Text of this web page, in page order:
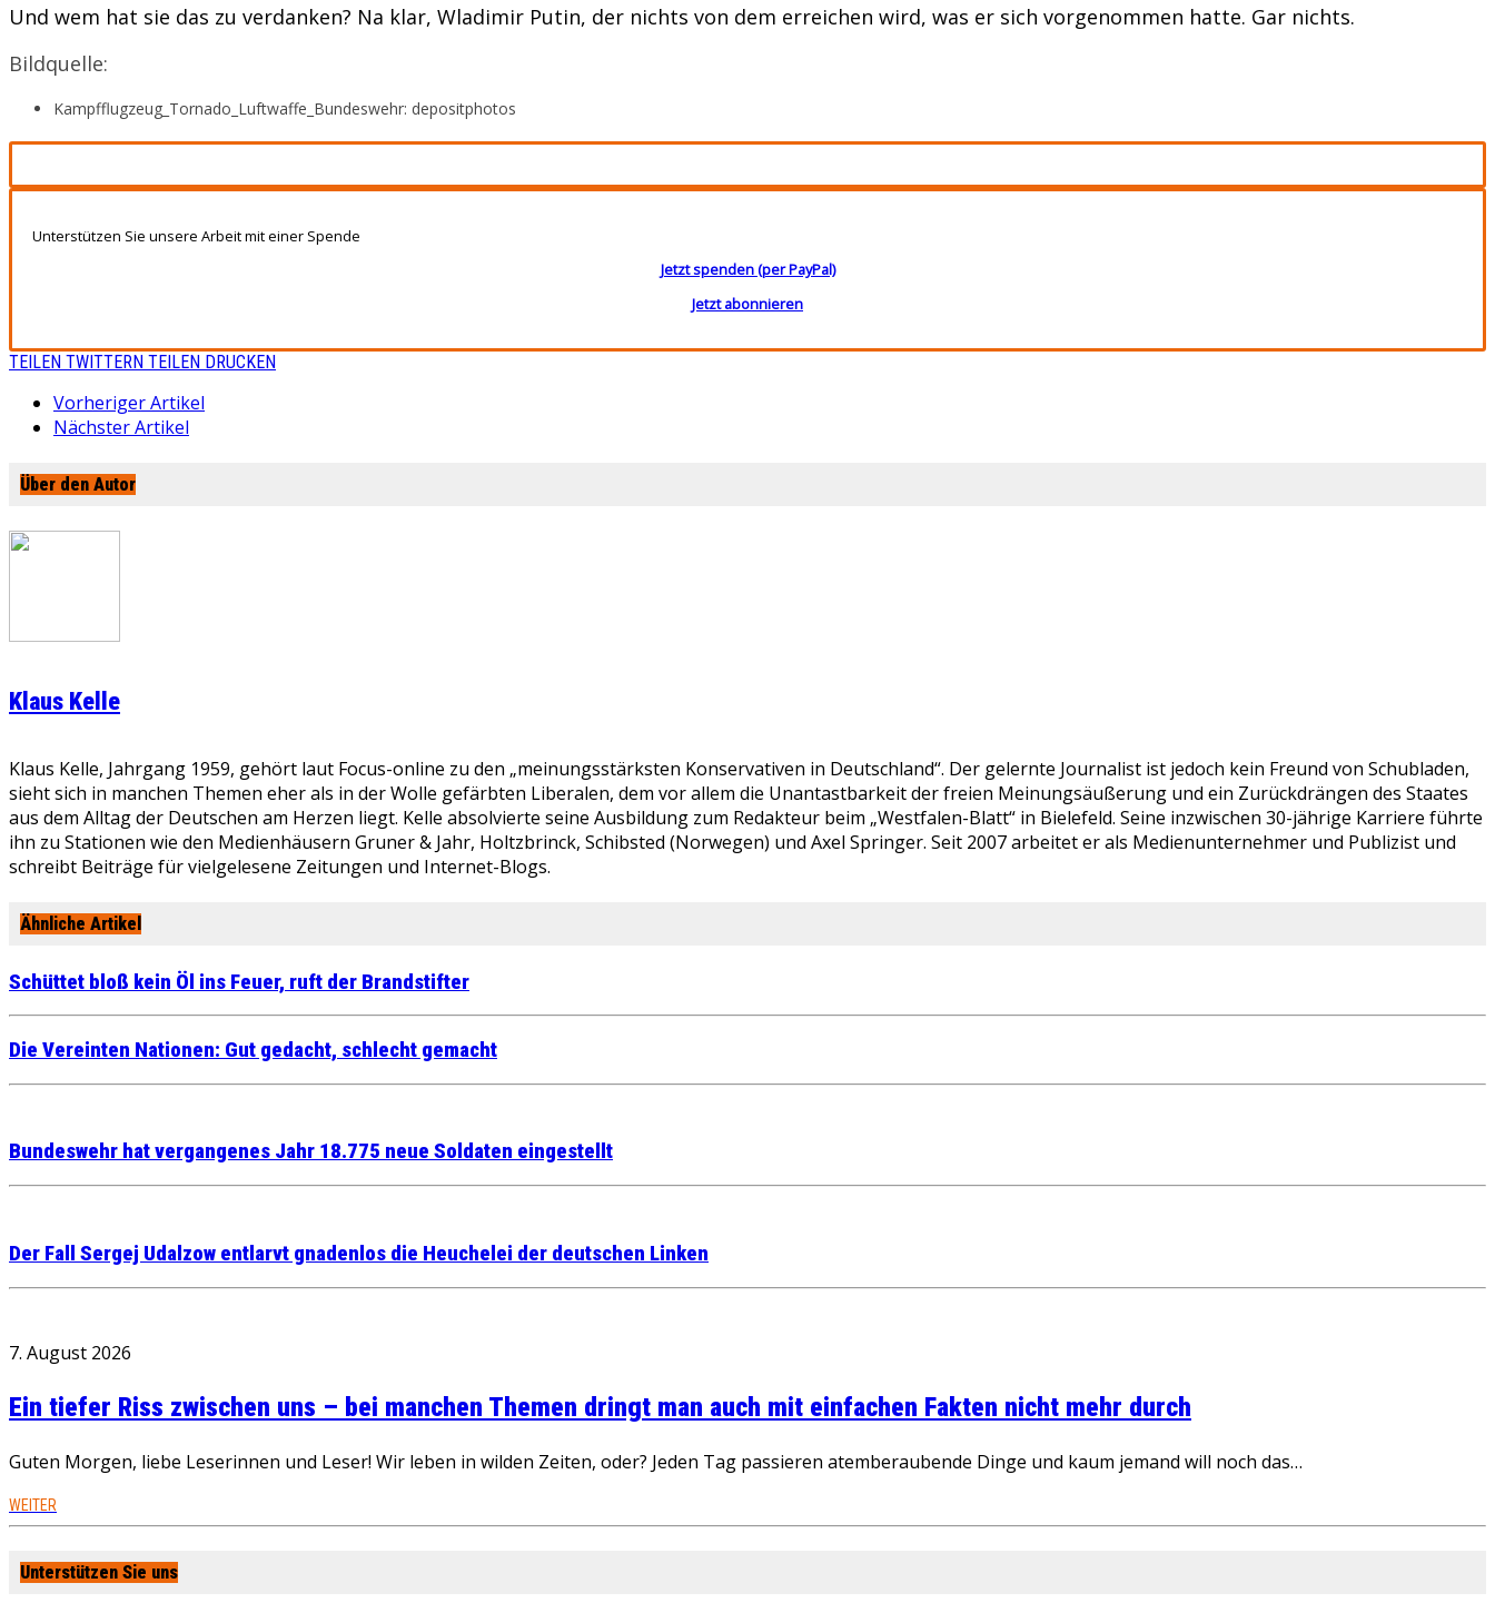
Und wem hat sie das zu verdanken? Na klar, Wladimir Putin, der nichts von dem erreichen wird, was er sich vorgenommen hatte. Gar nichts.
Bildquelle:
Kampfflugzeug_Tornado_Luftwaffe_Bundeswehr: depositphotos
Unterstützen Sie unsere Arbeit mit einer Spende
Jetzt spenden (per PayPal)
Jetzt abonnieren
TEILEN TWITTERN TEILEN DRUCKEN
Vorheriger Artikel
Nächster Artikel
Über den Autor
Klaus Kelle
Klaus Kelle, Jahrgang 1959, gehört laut Focus-online zu den „meinungsstärksten Konservativen in Deutschland“. Der gelernte Journalist ist jedoch kein Freund von Schubladen,
sieht sich in manchen Themen eher als in der Wolle gefärbten Liberalen, dem vor allem die Unantastbarkeit der freien Meinungsäußerung und ein Zurückdrängen des Staates
aus dem Alltag der Deutschen am Herzen liegt. Kelle absolvierte seine Ausbildung zum Redakteur beim „Westfalen-Blatt“ in Bielefeld. Seine inzwischen 30-jährige Karriere führte
ihn zu Stationen wie den Medienhäusern Gruner & Jahr, Holtzbrinck, Schibsted (Norwegen) und Axel Springer. Seit 2007 arbeitet er als Medienunternehmer und Publizist und
schreibt Beiträge für vielgelesene Zeitungen und Internet-Blogs.
Ähnliche Artikel
Schüttet bloß kein Öl ins Feuer, ruft der Brandstifter
Die Vereinten Nationen: Gut gedacht, schlecht gemacht
Bundeswehr hat vergangenes Jahr 18.775 neue Soldaten eingestellt
Der Fall Sergej Udalzow entlarvt gnadenlos die Heuchelei der deutschen Linken
7. August 2026
Ein tiefer Riss zwischen uns – bei manchen Themen dringt man auch mit einfachen Fakten nicht mehr durch
Guten Morgen, liebe Leserinnen und Leser! Wir leben in wilden Zeiten, oder? Jeden Tag passieren atemberaubende Dinge und kaum jemand will noch das…
WEITER
Unterstützen Sie uns